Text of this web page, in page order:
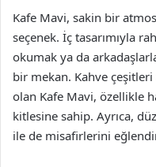
Kafe Mavi, sakin bir
seçenek. İç tasarımıyla
okumak ya da
bir mekan. Kahve çeşitleri
olan Kafe Mavi, özellikle
kitlesine sahip. Ayrıca,
ile de misafirlerini